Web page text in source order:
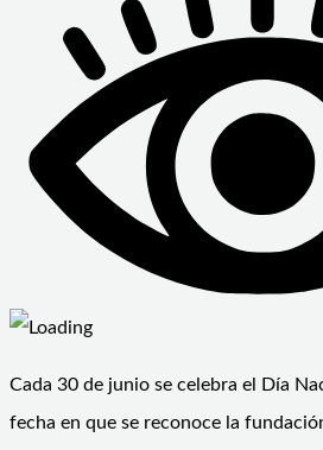
Cada 30 de junio se celebra el Día
fecha en que se reconoce la